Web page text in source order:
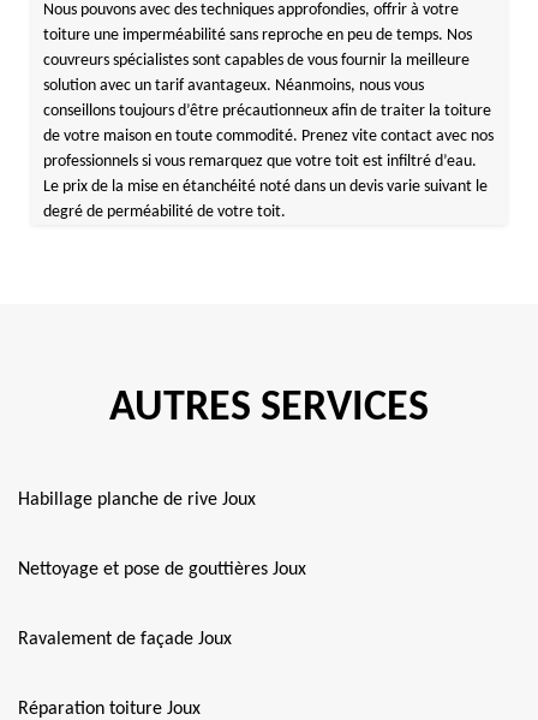
Nous pouvons avec des techniques approfondies, offrir à votre
toiture une imperméabilité sans reproche en peu de temps. Nos
couvreurs spécialistes sont capables de vous fournir la meilleure
solution avec un tarif avantageux. Néanmoins, nous vous
conseillons toujours d’être précautionneux afin de traiter la toiture
de votre maison en toute commodité. Prenez vite contact avec nos
professionnels si vous remarquez que votre toit est infiltré d’eau.
Le prix de la mise en étanchéité noté dans un devis varie suivant le
degré de perméabilité de votre toit.
AUTRES SERVICES
Habillage planche de rive Joux
Nettoyage et pose de gouttières Joux
Ravalement de façade Joux
Réparation toiture Joux